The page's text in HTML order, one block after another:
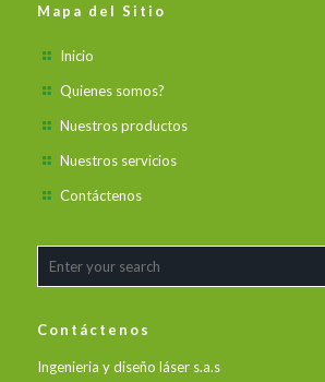
Mapa del Sitio
Inicio
Quienes somos?
Nuestros productos
Nuestros servicios
Contáctenos
Contáctenos
Ingenieria y diseño láser s.a.s